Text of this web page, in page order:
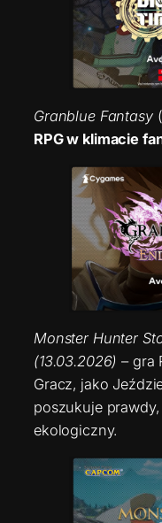
Granblue Fantasy
RPG w klimacie
Monster Hunter
(13.03.2026) – gra
Gracz, jako
poszukuje
ekologiczny.